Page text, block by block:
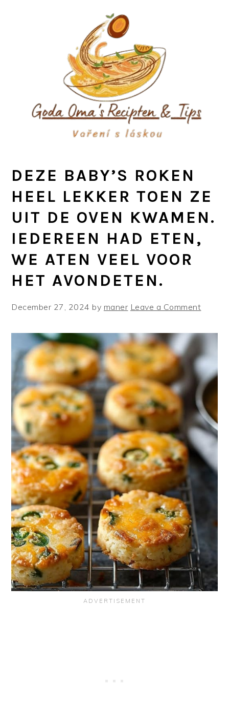
DEZE BABY’S ROKEN
HEEL LEKKER TOEN ZE
UIT DE OVEN KWAMEN.
IEDEREEN HAD ETEN,
WE ATEN VEEL VOOR
HET AVONDETEN.
December 27, 2024 by maner Leave a Comment